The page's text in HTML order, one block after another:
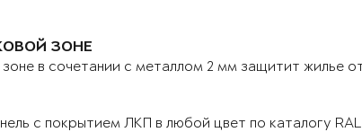
ЗОНЕ
в сочетании с металлом 2 мм защитит жилье
с покрытием ЛКП в любой цвет по каталогу